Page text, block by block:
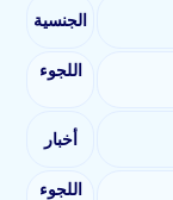
الجنسية
اللجوء
أخبار
اللجوء